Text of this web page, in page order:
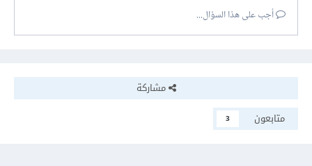
أجب على هذا السؤال...
مشاركة
متابعون
3